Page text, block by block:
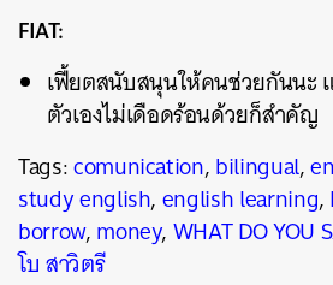
FIAT:
เฟี้ยตสนับสนุนให้คนช่วยกันนะ
ตัวเองไม่เดือดร้อนด้วยก็สำคัญ
Tags:comunication,bilingual,
study english,english learning,
borrow,money,WHAT DO YOU
โบ สาวิตรี